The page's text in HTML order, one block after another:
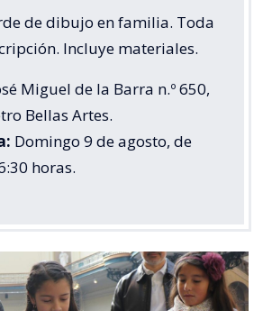
de dibujo en familia. Toda
Incluye materiales.
Miguel de la Barra n.º 650,
Bellas Artes.
Domingo 9 de agosto, de
horas.